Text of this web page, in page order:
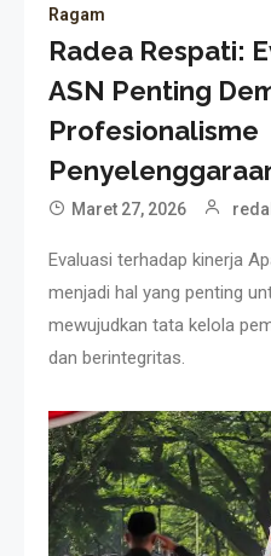
Ragam
Radea Respati:
ASN Penting
Profesionalisme
Maret 27, 2026
Evaluasi terhadap kinerja
menjadi hal yang penting
mewujudkan tata kelola
dan berintegritas.